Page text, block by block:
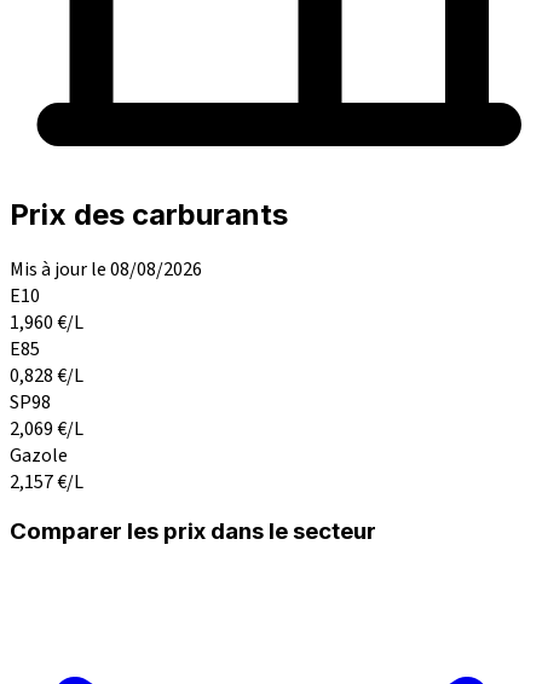
Prix des carburants
Mis à jour le 08/08/2026
E10
1,960€/L
E85
0,828€/L
SP98
2,069€/L
Gazole
2,157€/L
Comparer les prix dans le secteur